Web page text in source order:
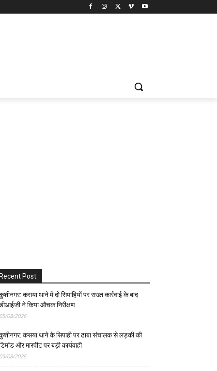
Recent Post
कसया थाने में दो सिपाहियों पर सख्त कार्रवाई के बाद
ने किया औचक निरीक्षण
05/08/2026
कसया थाने के सिपाही पर ढाबा संचालक से लड़की की
और मारपीट पर बड़ी कार्यवाही
05/08/2026